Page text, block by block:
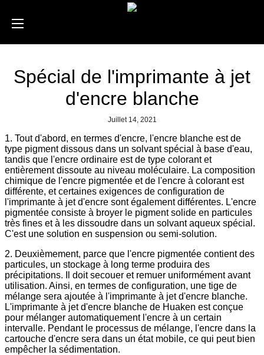
Spécial de l'imprimante à jet
d'encre blanche
Juillet 14, 2021
1. Tout d'abord, en termes d'encre, l'encre blanche est de
type pigment dissous dans un solvant spécial à base d'eau,
tandis que l'encre ordinaire est de type colorant et
entièrement dissoute au niveau moléculaire. La composition
chimique de l'encre pigmentée et de l'encre à colorant est
différente, et certaines exigences de configuration de
l'imprimante à jet d'encre sont également différentes. L'encre
pigmentée consiste à broyer le pigment solide en particules
très fines et à les dissoudre dans un solvant aqueux spécial.
C'est une solution en suspension ou semi-solution.
2. Deuxièmement, parce que l'encre pigmentée contient des
particules, un stockage à long terme produira des
précipitations. Il doit secouer et remuer uniformément avant
utilisation. Ainsi, en termes de configuration, une tige de
mélange sera ajoutée à l'imprimante à jet d'encre blanche.
L'imprimante à jet d'encre blanche de Huaken est conçue
pour mélanger automatiquement l'encre à un certain
intervalle. Pendant le processus de mélange, l'encre dans la
cartouche d'encre sera dans un état mobile, ce qui peut bien
empêcher la sédimentation.